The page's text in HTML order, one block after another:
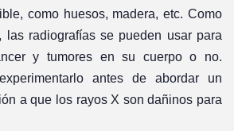
como huesos, madera, etc. Como
las radiografías se pueden usar para
y tumores en su cuerpo o no.
antes de abordar un
a que los rayos X son dañinos para